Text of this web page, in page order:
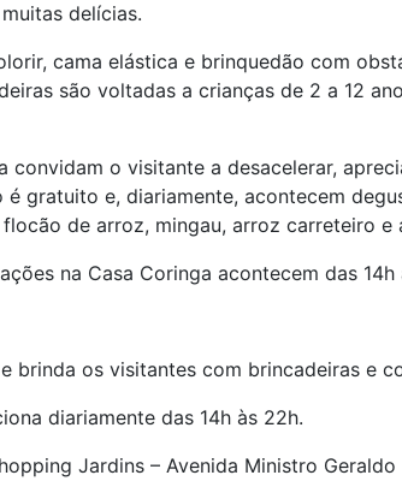
delícias.
cama elástica e brinquedão com
são voltadas a crianças de 2 a 12
o visitante a desacelerar,
gratuito e, diariamente, acontecem
de arroz, mingau, arroz carreteiro
na Casa Coringa acontecem das 14h
brinda os visitantes com brincadeiras e
diariamente das 14h às 22h.
Jardins – Avenida Ministro